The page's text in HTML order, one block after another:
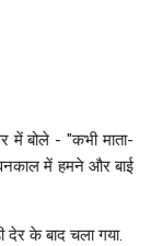
में बोले - "कभी माता-
में हमने और बाई
देर के बाद चला गया.